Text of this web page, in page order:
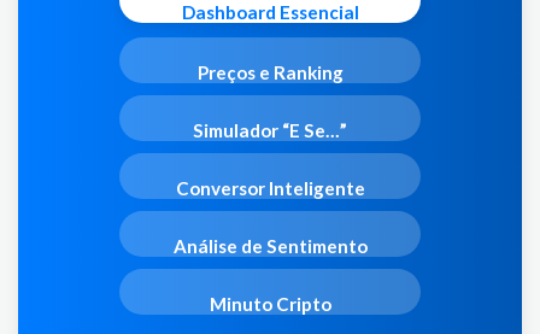
Dashboard Essencial
Preços e Ranking
Simulador “E Se…”
Conversor Inteligente
Análise de Sentimento
Minuto Cripto